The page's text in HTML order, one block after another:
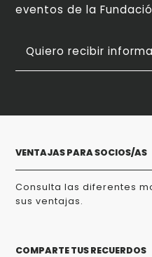
eventos de la
Quiero recibir
VENTAJAS PARA SOCIOS/AS
Consulta las diferentes
sus ventajas.
COMPARTE TUS RECUERDOS